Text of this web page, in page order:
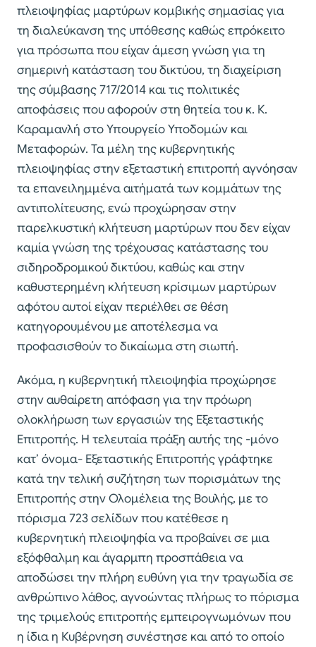
πλειοψηφίας μαρτύρων κομβικής σημασίας για
τη διαλεύκανση της υπόθεσης καθώς επρόκειτο
για πρόσωπα που είχαν άμεση γνώση για τη
σημερινή κατάσταση του δικτύου, τη διαχείριση
της σύμβασης 717/2014 και τις πολιτικές
αποφάσεις που αφορούν στη θητεία του κ. Κ.
Καραμανλή στο Υπουργείο Υποδομών και
Μεταφορών. Τα μέλη της κυβερνητικής
πλειοψηφίας στην εξεταστική επιτροπή αγνόησαν
τα επανειλημμένα αιτήματά των κομμάτων της
αντιπολίτευσης, ενώ προχώρησαν στην
παρελκυστική κλήτευση μαρτύρων που δεν είχαν
καμία γνώση της τρέχουσας κατάστασης του
σιδηροδρομικού δικτύου, καθώς και στην
καθυστερημένη κλήτευση κρίσιμων μαρτύρων
αφότου αυτοί είχαν περιέλθει σε θέση
κατηγορουμένου με αποτέλεσμα να
προφασισθούν το δικαίωμα στη σιωπή.
Ακόμα, η κυβερνητική πλειοψηφία προχώρησε
στην αυθαίρετη απόφαση για την πρόωρη
ολοκλήρωση των εργασιών της Εξεταστικής
Επιτροπής. Η τελευταία πράξη αυτής της -μόνο
κατ’ όνομα- Εξεταστικής Επιτροπής γράφτηκε
κατά την τελική συζήτηση των πορισμάτων της
Επιτροπής στην Ολομέλεια της Βουλής, με το
πόρισμα 723 σελίδων που κατέθεσε η
κυβερνητική πλειοψηφία να προβαίνει σε μια
εξόφθαλμη και άγαρμπη προσπάθεια να
αποδώσει την πλήρη ευθύνη για την τραγωδία σε
ανθρώπινο λάθος, αγνοώντας πλήρως το πόρισμα
της τριμελούς επιτροπής εμπειρογνωμόνων που
η ίδια η Κυβέρνηση συνέστησε και από το οποίο